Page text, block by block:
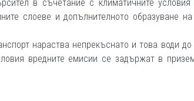
в съчетание с климатичните условия
слоеве и допълнителното образуване на
нараства непрекъснато и това води
вредните емисии се задържат в